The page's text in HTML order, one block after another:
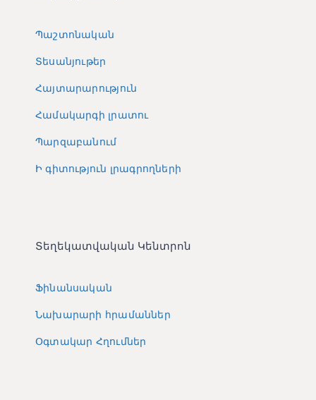
Պաշտոնական
Տեսանյութեր
Հայտարարություն
Համակարգի լրատու
Պարզաբանում
Ի գիտություն լրագրողների
Տեղեկատվական Կենտրոն
Ֆինանսական
Նախարարի հրամաններ
Օգտակար Հղումներ